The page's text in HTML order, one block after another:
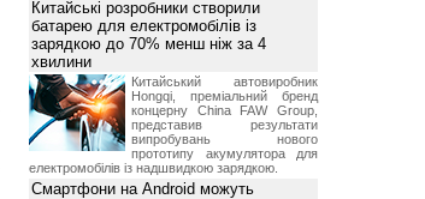
Китайські розробники створили
батарею для електромобілів із
зарядкою до 70% менш ніж за 4
хвилини
Китайський автовиробник
Hongqi, преміальний бренд
концерну China FAW Group,
представив результати
випробувань нового
прототипу акумулятора для
електромобілів із надшвидкою зарядкою.
Смартфони на Android можуть